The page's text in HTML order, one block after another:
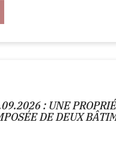
: UNE
DE DEUX